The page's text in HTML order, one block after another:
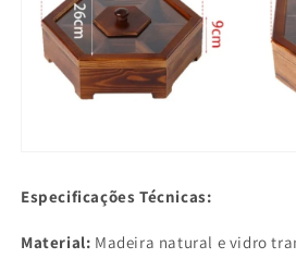
Especificações Técnicas:
Material: Madeira natural e vidro